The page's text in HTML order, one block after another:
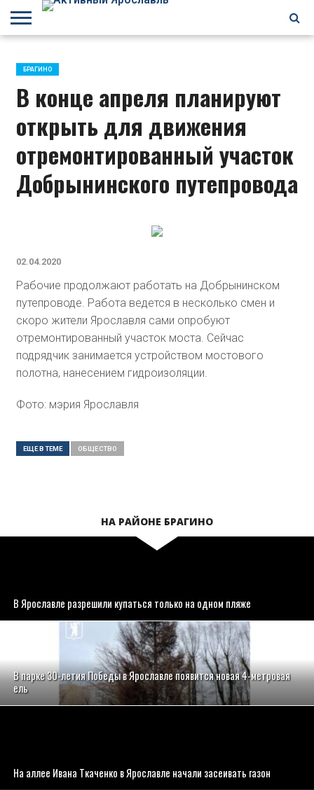
ЗАВОЛГА
КИРОВСКИЙ
НЕФТЕСТРОЙ
ПЕРЕКОП
ПЯТЕРКА
ФРУНЗЕНСКИЙ
ПРОЧЕЕ
БРАГИНО
В конце апреля планируют
открыть для движения
отремонтированный участок
Добрынинского путепровода
02.04.2020
Рабочие продолжают работать на Добрынинском
путепроводе. Работа ведется в несколько смен и
скоро жители Ярославля сами опробуют
отремонтированный участок моста. Сейчас
подрядчик занимается устройством мостового
полотна, нанесением гидроизоляции.
Фото: мэрия Ярославля
ЕЩЕ В ТЕМЕ ОБЩЕСТВО
НА РАЙОНЕ БРАГИНО
В Ярославле разрешили купаться только на одном пляже
В парке 30-летия Победы в Ярославле появится новая 4-метровая
ель
На аллее Ивана Ткаченко в Ярославле начали засеивать газон